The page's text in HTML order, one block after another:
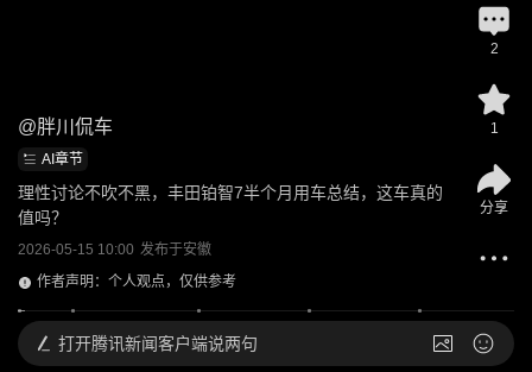
@胖川侃车
AI章节
理性讨论不吹不黑，丰田铂智7半个月用车总结，这车真的
值吗？
2026-05-15 10:00 发布于安徽
作者声明：个人观点，仅供参考
2
1
分享
打开腾讯新闻客户端说两句